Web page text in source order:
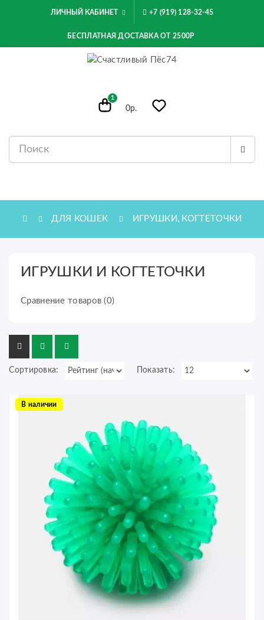
ЛИЧНЫЙ КАБИНЕТ +7 (919) 128-32-45
БЕСПЛАТНАЯ ДОСТАВКА ОТ 2500Р
1
0р.
ДЛЯ КОШЕК ИГРУШКИ, КОГТЕТОЧКИ
ИГРУШКИ И КОГТЕТОЧКИ
Сравнение товаров (0)
Сортировка: Показать:
В наличии